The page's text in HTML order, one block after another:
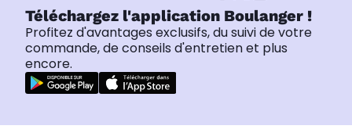
Téléchargez l'application Boulanger !
Profitez d'avantages exclusifs, du suivi de votre
commande, de conseils d'entretien et plus
encore.